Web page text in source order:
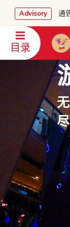
Advisory 通
目录